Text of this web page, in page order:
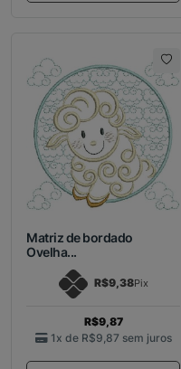
Matriz de bordado
Ovelha...
R$9,38Pix
R$9,87
1x de R$9,87 sem juros